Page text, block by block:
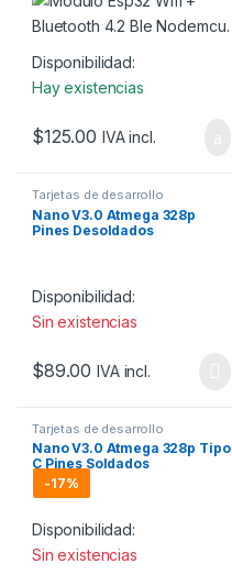
Disponibilidad:
Hay existencias
$125.00 IVA incl.
Tarjetas de desarrollo
Nano V3.0 Atmega 328p
Pines Desoldados
Disponibilidad:
Sin existencias
$89.00 IVA incl.
Tarjetas de desarrollo
Nano V3.0 Atmega 328p Tipo
C Pines Soldados
-17%
Disponibilidad:
Sin existencias